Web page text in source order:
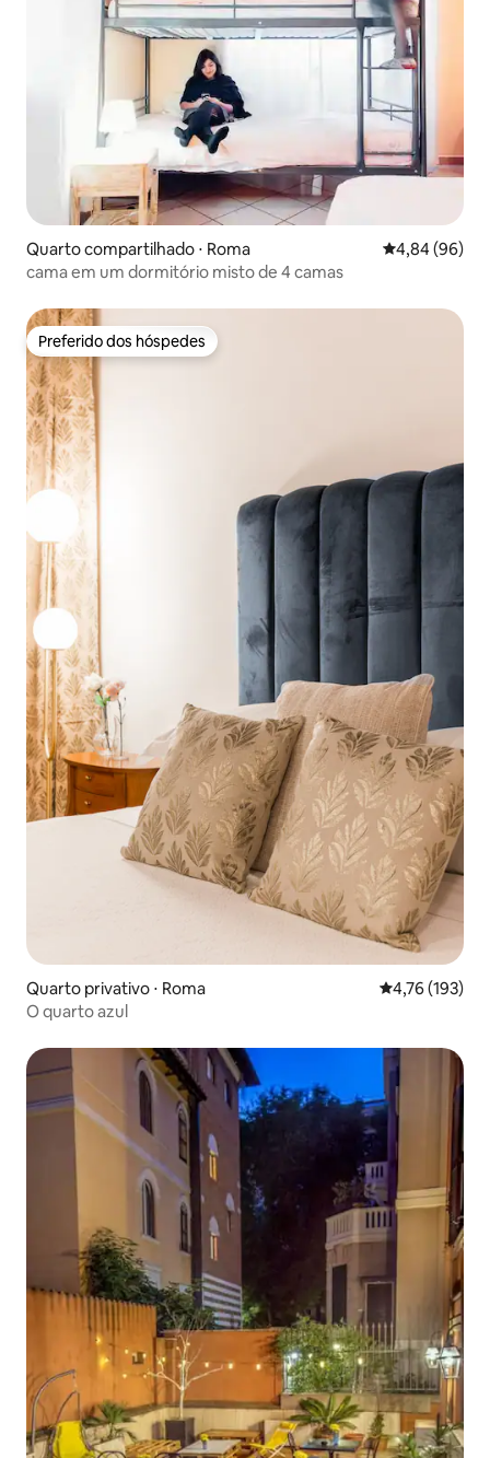
Quarto compartilhado ⋅ Roma 4,84 de uma
4,84 (96)
cama em um dormitório misto de 4 camas
Preferido dos hóspedes
Preferido dos hóspedes
Quarto privativo ⋅ Roma 4,76 de uma
4,76 (193)
O quarto azul